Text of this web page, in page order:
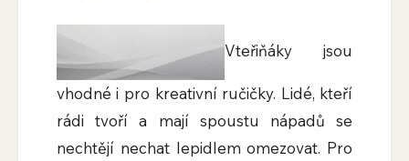
Vteřiňáky jsou
vhodné i pro kreativní ručičky. Lidé, kteří
rádi tvoří a mají spoustu nápadů se
nechtějí nechat lepidlem omezovat. Pro